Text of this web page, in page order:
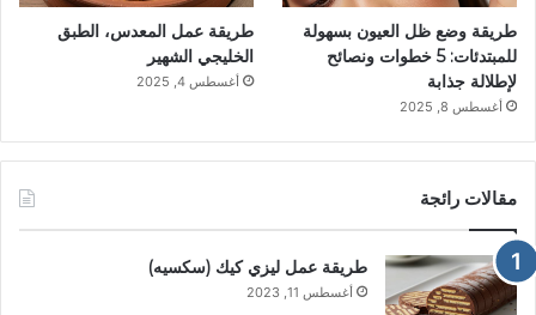
طريقة وضع ظل العيون بسهولة
للمبتدئات: 5 خطوات ونصائح
لإطلالة جذابة
أغسطس 8, 2025
طريقة عمل المعدس، الطبق
الخليجي الشهير
أغسطس 4, 2025
مقالات رائجة
طريقة عمل ليزي كيك (سكسيه)
أغسطس 11, 2023